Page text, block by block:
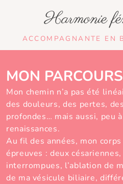
Harmonie
ACCOMPAGNANTE EN
MON PARCOURS
Mon chemin n’a pas été
des douleurs, des pertes,
profondes… mais aussi, peu
renaissances.
Au fil des années, mon
épreuves : deux
interrompues, l’ablation de
de ma vésicule biliaire,